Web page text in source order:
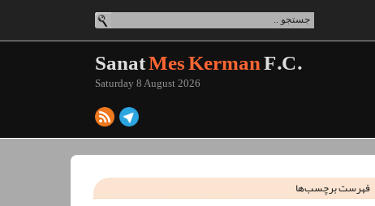
SanatMes KermanF.C.
Saturday 8 August 2026
فهرست برچسب‌ها